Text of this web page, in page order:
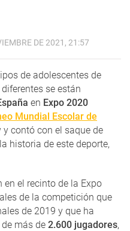
DE 2021, 21:57
de adolescentes de
se están
en Expo 2020
Mundial Escolar de
contó con el saque de
historia de este deporte,
en el recinto de la Expo
de la competición que
de 2019 y que ha
más de 2.600 jugadores,